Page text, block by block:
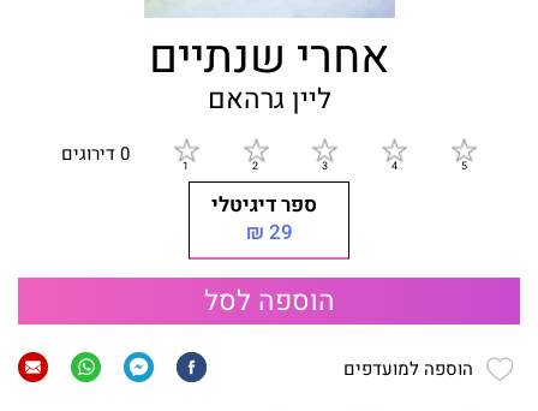
אחרי שנתיים
ליין גרהאם
0 דירוגים
ספר דיגיטלי
29 ₪
הוספה לסל
הוספה למועדפים